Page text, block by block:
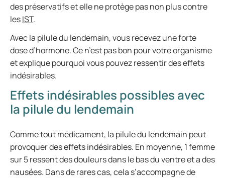
des préservatifs et elle ne protège pas non plus contre
lesIST.
Avec la pilule du lendemain, vous recevez une forte
dose d’hormone. Ce n’est pas bon pour votre organisme
et explique pourquoi vous pouvez ressentir des effets
indésirables.
Effets indésirables possibles avec
la pilule du lendemain
Comme tout médicament, la pilule du lendemain peut
provoquer des effets indésirables. En moyenne, 1 femme
sur 5 ressent des douleurs dans le bas du ventre et a des
nausées. Dans de rares cas, cela s’accompagne de